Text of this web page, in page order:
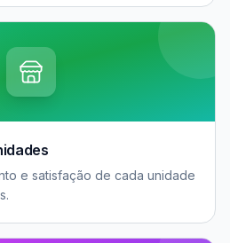
e satisfação de cada unidade